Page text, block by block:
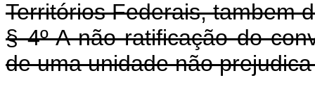
Territórios Federais, tambem
§ 4º A não ratificação do
de uma unidade não